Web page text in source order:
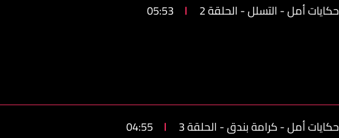
حكايات أمل - التسلل - الحلقة 2 05:53
حكايات أمل - كرامة بندق - الحلقة 3 04:55